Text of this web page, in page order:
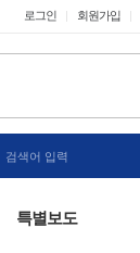
로그인 회원가입
검색어 입력
특별보도